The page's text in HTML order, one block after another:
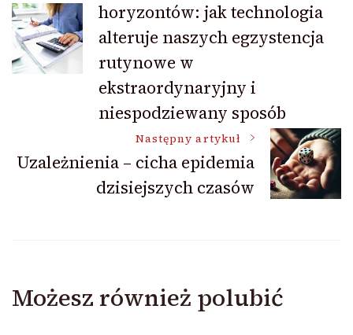
wpisuhoryzontów: jak technologia
alteruje naszych egzystencja
rutynowe w
ekstraordynaryjny i
niespodziewany sposób
Następny artykuł
Uzależnienia – cicha epidemia
dzisiejszych czasów
Możesz również polubić